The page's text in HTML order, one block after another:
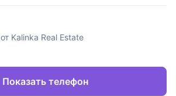
Kalinka Real Estate
Показать телефон